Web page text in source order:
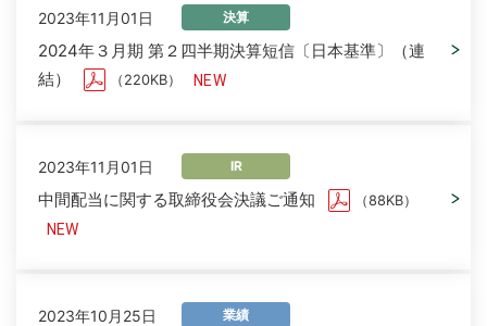
2023年11月01日 決算
2024年３月期 第２四半期決算短信〔日本基準〕（連
結）
（220KB）
2023年11月01日 IR
中間配当に関する取締役会決議ご通知 （88KB）
2023年10月25日 業績